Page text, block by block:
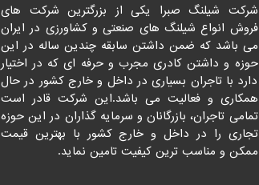
شرکت شیلنگ صبرا یکی از بزرگترین شرکت های
فروش انواع شیلنگ های صنعتی و کشاورزی در ایران
می باشد که ضمن داشتن سابقه چندین ساله در این
حوزه و داشتن کادری مجرب و حرفه ای که در اختیار
دارد با تاجران بسیاری در داخل و خارج کشور در حال
همکاری و فعالیت می باشد.این شرکت قادر است
تمامی تاجران، بازرگانان و سرمایه گذاران در این حوزه
تجاری را در داخل و خارج کشور با بهترین قیمت
ممکن و مناسب ترین کیفیت تامین نماید.